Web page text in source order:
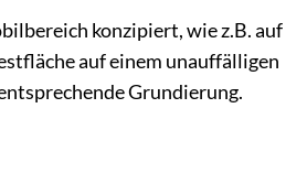
konzipiert, wie z.B. auf
auf einem unauffälligen
Grundierung.